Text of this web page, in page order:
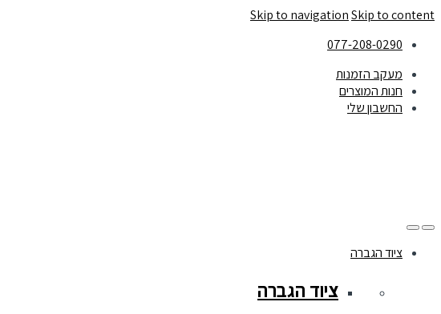
Skip to navigationSkip to content
077-208-0290
מעקב הזמנות
חנות המוצרים
החשבון שלי
ציוד הגברה
ציוד הגברה